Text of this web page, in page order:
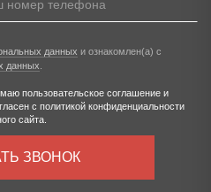
данных и ознакомлен(а) с
данных
пользовательское соглашение и
с политикой конфиденциальности
сайта.
ЗВОНОК